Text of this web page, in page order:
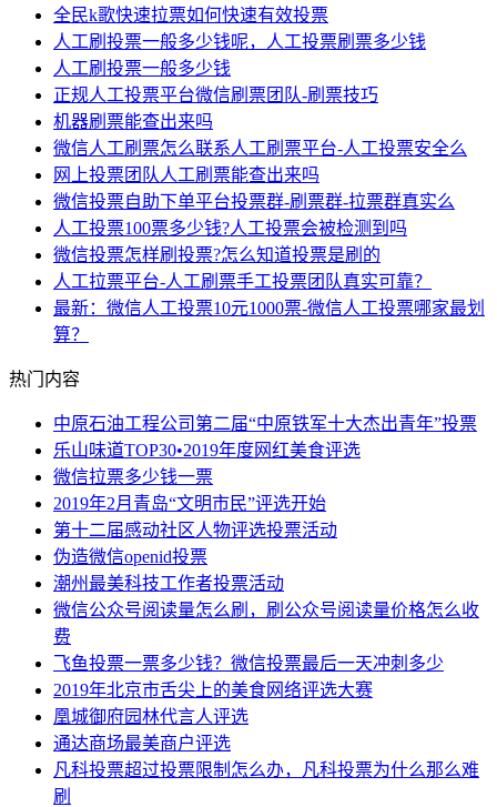
全民k歌快速拉票如何快速有效投票
人工刷投票一般多少钱呢，人工投票刷票多少钱
人工刷投票一般多少钱
正规人工投票平台微信刷票团队-刷票技巧
机器刷票能查出来吗
微信人工刷票怎么联系人工刷票平台-人工投票安全么
网上投票团队人工刷票能查出来吗
微信投票自助下单平台投票群-刷票群-拉票群真实么
人工投票100票多少钱?人工投票会被检测到吗
微信投票怎样刷投票?怎么知道投票是刷的
人工拉票平台-人工刷票手工投票团队真实可靠？
最新：微信人工投票10元1000票-微信人工投票哪家最划
算？
热门内容
中原石油工程公司第二届“中原铁军十大杰出青年”投票
乐山味道TOP30•2019年度网红美食评选
微信拉票多少钱一票
2019年2月青岛“文明市民”评选开始
第十二届感动社区人物评选投票活动
伪造微信openid投票
潮州最美科技工作者投票活动
微信公众号阅读量怎么刷，刷公众号阅读量价格怎么收
费
飞鱼投票一票多少钱？微信投票最后一天冲刺多少
2019年北京市舌尖上的美食网络评选大赛
凰城御府园林代言人评选
通达商场最美商户评选
凡科投票超过投票限制怎么办，凡科投票为什么那么难
刷